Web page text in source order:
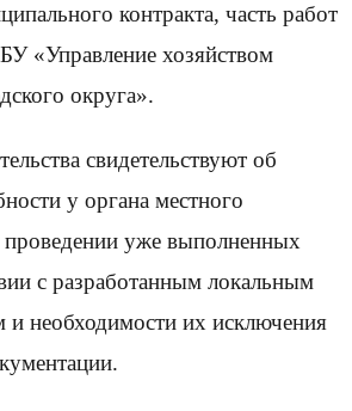
контракта, часть работ
«Управление хозяйством
округа».
свидетельствуют об
у органа местного
проведении уже выполненных
с разработанным локальным
и необходимости их исключения